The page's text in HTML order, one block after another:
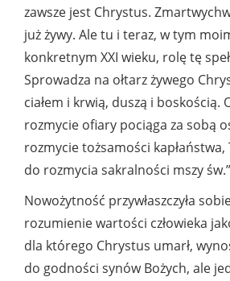
zawsze jest Chrystus.
już żywy. Ale tu i teraz, w tym
konkretnym XXI wieku, rolę tę
Sprowadza na ołtarz żywego
ciałem i krwią, duszą i boskością.
rozmycie ofiary pociąga za sobą
rozmycie tożsamości kapłaństwa,
do rozmycia sakralności mszy św.”
Nowożytność przywłaszczyła
rozumienie wartości człowieka
dla którego Chrystus umarł,
do godności synów Bożych, ale